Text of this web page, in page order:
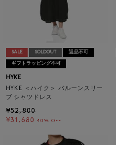
SALE SOLDOUT 返品不可
ギフトラッピング不可
HYKE
HYKE ＜ハイク＞ バルーンスリー
ブ シャツドレス
¥52,800
¥31,680 40% OFF